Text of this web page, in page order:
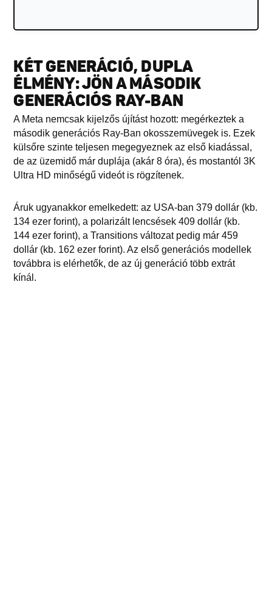
KÉT GENERÁCIÓ, DUPLA
ÉLMÉNY: JÖN A MÁSODIK
GENERÁCIÓS RAY-BAN
A Meta nemcsak kijelzős újítást hozott: megérkeztek a
második generációs Ray-Ban okosszemüvegek is. Ezek
külsőre szinte teljesen megegyeznek az első kiadással,
de az üzemidő már duplája (akár 8 óra), és mostantól 3K
Ultra HD minőségű videót is rögzítenek.
Áruk ugyanakkor emelkedett: az USA-ban 379 dollár (kb.
134 ezer forint), a polarizált lencsések 409 dollár (kb.
144 ezer forint), a Transitions változat pedig már 459
dollár (kb. 162 ezer forint). Az első generációs modellek
továbbra is elérhetők, de az új generáció több extrát
kínál.